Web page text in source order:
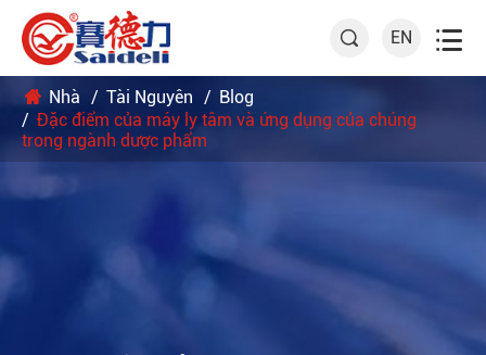
 EN 
Nhà Tài Nguyên
Blog
Đặc điểm của máy ly tâm và ứng dụng của chúng
trong ngành dược phẩm